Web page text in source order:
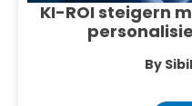
KI-ROI steigern
By